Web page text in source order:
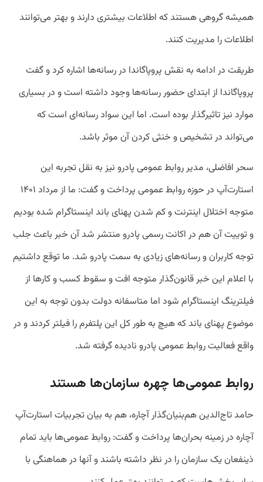
همیشه گروهی هستند که اطلاعات بیشتری دارند و بهتر می‌توانند
اطلاعات را مدیریت کنند.
طریقت در ادامه به نقش پروپاگاندا در رسانه‌ها اشاره کرد و گفت
پروپاگاندا از ابتدای حضور رسانه‌ها وجود داشته است و در بسیاری
موارد نیز تاثیرگذار بوده است. اما این سواد رسانه‌ای است که
می‌تواند در تشخیص و خنثی کردن آن موثر باشد.
سحر افاضلی، مدیر روابط عمومی پادرو نیز به نقل تجربه این
استارت‌آپ در حوزه روابط عمومی پرداخت و گفت: ما از مرداد ۱۴۰۱
متوجه اختلال اینترنت و کم شدن پهنای باند اینستاگرام شده بودیم
و توییت آن هم در اکانت رسمی پادرو منتشر شد آن خبر باعث جلب
توجه کاربران و رسانه‌های زیادی به سمت پادرو شد. ما توقع داشتیم
با اعلام این خبر قانون‌گذار متوجه افت و سقوط کسب و کارها از
فیلترینگ اینستاگرام شود اما متاسفانه دولت بدون توجه به این
موضوع پهنای باند که هیچ به طور کل این پلتفرم را فیلتر کردند و در
واقع فعالیت روابط عمومی پادرو نادیده گرفته شد.
روابط عمومی‌ها چهره سازمان‌ها هستند
حامد تاج‌الدین هم‌بنیان‌گذار آچاره، هم به بیان تجربیات استارت‌آپ
آچاره در زمینه بحران‌ها پرداخت و گفت: روابط عمومی‌ها باید تمام
ذینفعان یک سازمان را در نظر داشته باشند و آنها در هماهنگی با